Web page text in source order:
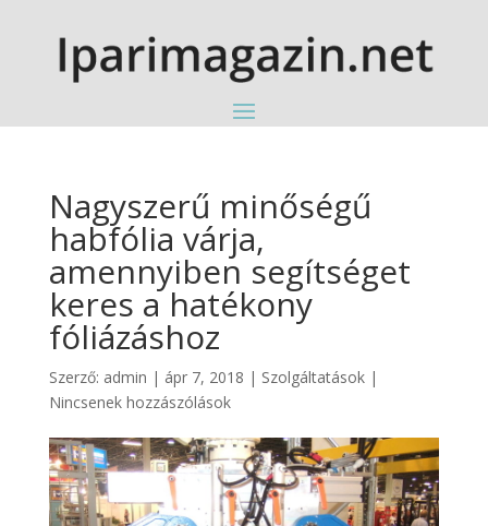
Nagyszerű minőségű
habfólia várja,
amennyiben segítséget
keres a hatékony
fóliázáshoz
Szerző: admin | ápr 7, 2018 | Szolgáltatások|
Nincsenek hozzászólások